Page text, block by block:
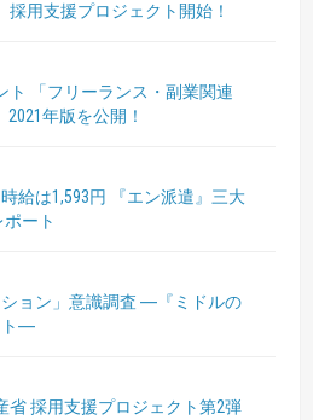
用支援プロジェクト開始！
ト
「フリーランス・副業関連
2021年版を公開！
給は1,593円
『エン派遣』三大
ート
ョン」意識調査 ―『ミドルの
ト―
省採用支援プロジェクト第2弾